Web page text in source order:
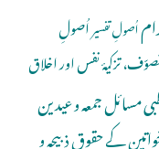
اُصولِ تفسیراُصولِ
تزکیۂ نفس اور اخلاق
مسائلجمعہ و عیدین
کے حقوقذبیحہ و